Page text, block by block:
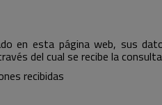
en esta página web, sus
del cual se recibe la consulta
recibidas